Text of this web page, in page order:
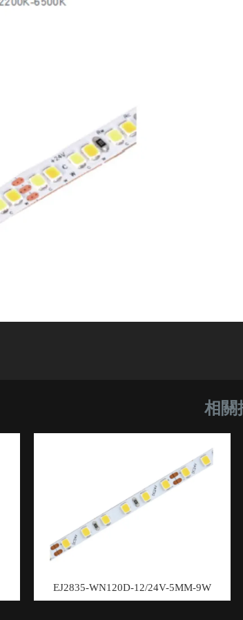
EJ2835-WN120D-12/24V-5MM-9W